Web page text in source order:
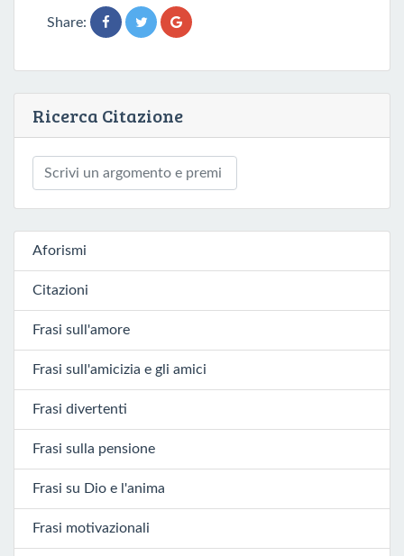
Share:
Ricerca Citazione
Aforismi
Citazioni
Frasi sull'amore
Frasi sull'amicizia e gli amici
Frasi divertenti
Frasi sulla pensione
Frasi su Dio e l'anima
Frasi motivazionali